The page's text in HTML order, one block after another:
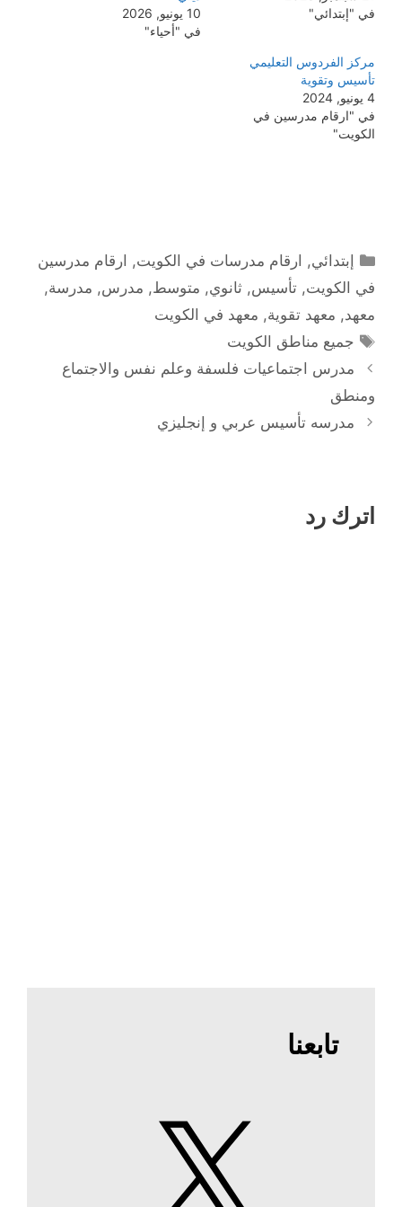
في "إبتدائي"
10 يونيو, 2026
في "أحياء"
مركز الفردوس التعليمي
تأسيس وتقوية
4 يونيو, 2024
في "ارقام مدرسين في
الكويت"
التصنيفات
إبتدائي, ارقام مدرسات في الكويت, ارقام مدرسين
في الكويت, تأسيس, ثانوي, متوسط, مدرس, مدرسة,
معهد, معهد تقوية, معهد في الكويت
الوسوم
جميع مناطق الكويت
مدرس اجتماعيات فلسفة وعلم نفس والاجتماع
ومنطق
مدرسه تأسيس عربي و إنجليزي
اترك رد
تابعنا